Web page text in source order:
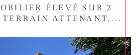
ÉLEVÉ SUR 2
ATTENANT,...